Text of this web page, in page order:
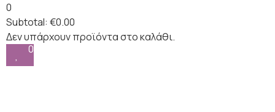
0
Subtotal: €0.00
0